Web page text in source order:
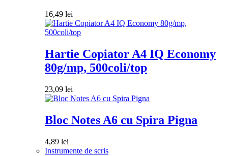
16,49 lei
Hartie Copiator A4 IQ Economy
80g/mp, 500coli/top
23,09 lei
Bloc Notes A6 cu Spira Pigna
4,89 lei
Instrumente de scris